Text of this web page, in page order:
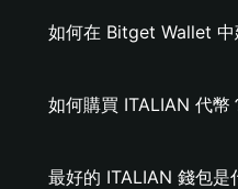
如何在 Bitget Wallet 中
如何購買 ITALIAN 代幣
最好的 ITALIAN 錢包是